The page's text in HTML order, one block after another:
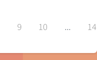
9 10 ... 14